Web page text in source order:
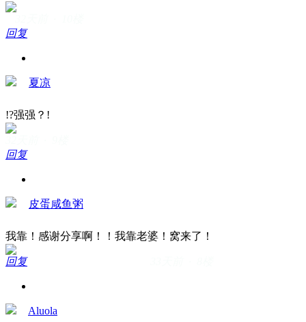
回复
夏凉
!?强强？!
回复
皮蛋咸鱼粥
我靠！感谢分享啊！！我靠老婆！窝来了！
回复
Aluola